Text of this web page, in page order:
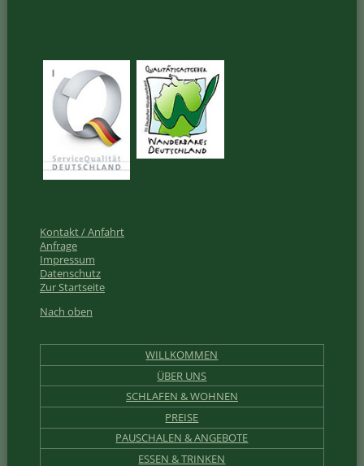
Kontakt / Anfahrt
Anfrage
Impressum
Datenschutz
Zur Startseite
Nach oben
WILLKOMMEN
ÜBER UNS
SCHLAFEN & WOHNEN
PREISE
PAUSCHALEN & ANGEBOTE
ESSEN & TRINKEN